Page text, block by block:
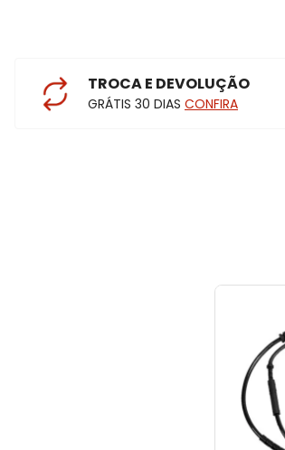
TROCA E DEVOLUÇÃO
GRÁTIS 30 DIAS CONFIRA